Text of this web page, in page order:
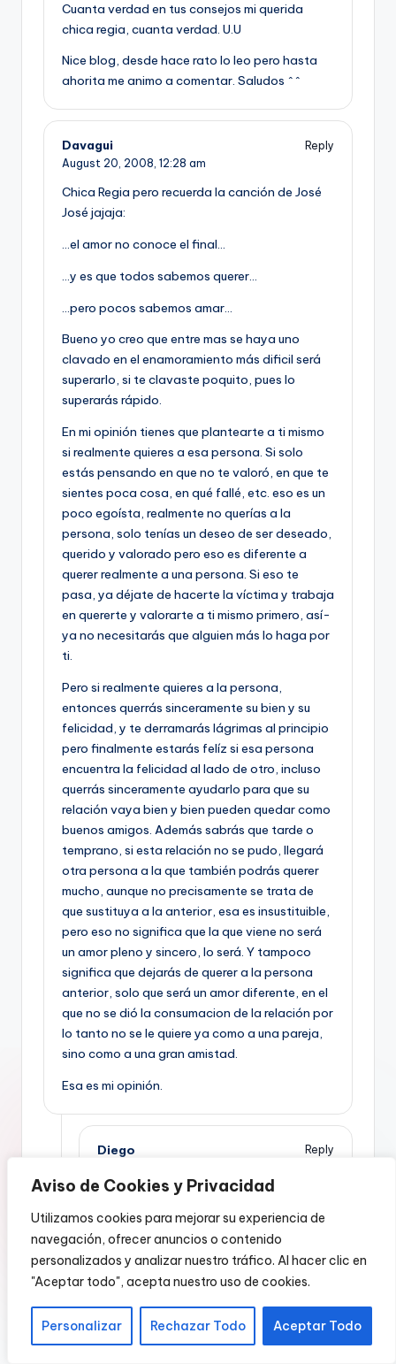
Aviso de Cookies y Privacidad
Utilizamos cookies para mejorar su experiencia de
navegación, ofrecer anuncios o contenido
personalizados y analizar nuestro tráfico. Al hacer clic en
"Aceptar todo", acepta nuestro uso de cookies.
Personalizar Rechazar Todo Aceptar Todo
Cuanta verdad en tus consejos mi querida
chica regia, cuanta verdad. U.U
Nice blog, desde hace rato lo leo pero hasta
ahorita me animo a comentar. Saludos ^^
Davagui
Reply
August 20, 2008, 12:28 am
Chica Regia pero recuerda la canción de José
José jajaja:
…el amor no conoce el final…
…y es que todos sabemos querer…
…pero pocos sabemos amar…
Bueno yo creo que entre mas se haya uno
clavado en el enamoramiento más dificil será
superarlo, si te clavaste poquito, pues lo
superarás rápido.
En mi opinión tienes que plantearte a ti mismo
si realmente quieres a esa persona. Si solo
estás pensando en que no te valoró, en que te
sientes poca cosa, en qué fallé, etc. eso es un
poco egoí­sta, realmente no querí­as a la
persona, solo tení­as un deseo de ser deseado,
querido y valorado pero eso es diferente a
querer realmente a una persona. Si eso te
pasa, ya déjate de hacerte la ví­ctima y trabaja
en quererte y valorarte a ti mismo primero, así­
ya no necesitarás que alguien más lo haga por
ti.
Pero si realmente quieres a la persona,
entonces querrás sinceramente su bien y su
felicidad, y te derramarás lágrimas al principio
pero finalmente estarás felí­z si esa persona
encuentra la felicidad al lado de otro, incluso
querrás sinceramente ayudarlo para que su
relación vaya bien y bien pueden quedar como
buenos amigos. Además sabrás que tarde o
temprano, si esta relación no se pudo, llegará
otra persona a la que también podrás querer
mucho, aunque no precisamente se trata de
que sustituya a la anterior, esa es insustituible,
pero eso no significa que la que viene no será
un amor pleno y sincero, lo será. Y tampoco
significa que dejarás de querer a la persona
anterior, solo que será un amor diferente, en el
que no se dió la consumacion de la relación por
lo tanto no se le quiere ya como a una pareja,
sino como a una gran amistad.
Esa es mi opinión.
Diego
Reply
Estoy pasando una ruptura emocional.
Acabo de leer tus palabras y son las
mejores que he leido en mucho tiempo.
Son tan ciertas y ayudan muchisimo a
uno a entender realmente las cosas.